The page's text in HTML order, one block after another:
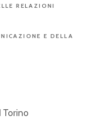
RELAZIONI
E DELLA
Torino